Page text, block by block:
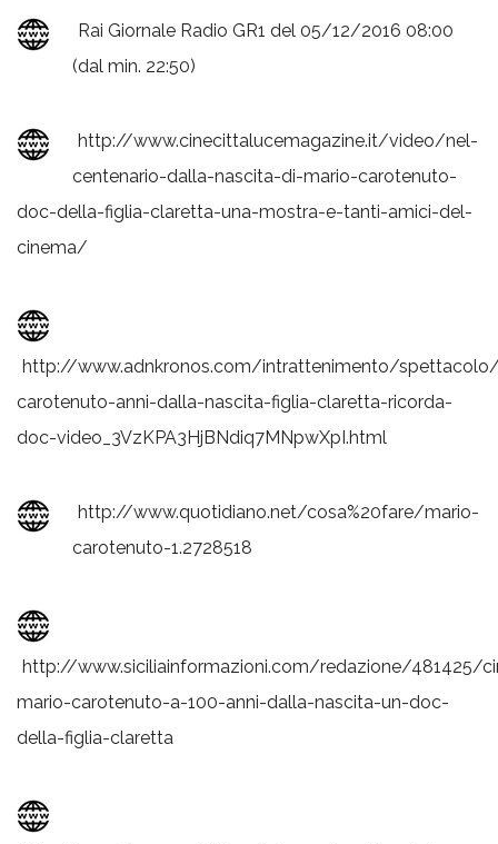
Rai Giornale Radio GR1 del 05/12/2016 08:00
(dal min. 22:50)
http://www.cinecittalucemagazine.it/video/nel-
centenario-dalla-nascita-di-mario-carotenuto-
doc-della-figlia-claretta-una-mostra-e-tanti-amici-del-
cinema/
http://www.adnkronos.com/intrattenimento/
carotenuto-anni-dalla-nascita-figlia-claretta-ricorda-
doc-video_3VzKPA3HjBNdiq7MNpwXpI.html
http://www.quotidiano.net/cosa%20fare/mario-
carotenuto-1.2728518
http://www.siciliainformazioni.com/redazione/481425/
mario-carotenuto-a-100-anni-dalla-nascita-un-doc-
della-figlia-claretta